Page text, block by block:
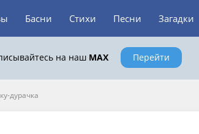
Басни Стихи Песни Загадки
на наш MAX Перейти
дурачка